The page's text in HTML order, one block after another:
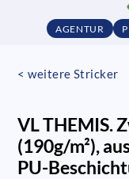
AGENTUR
< weitere Stricker
VL THEMIS.
(190g/m²),
PU-